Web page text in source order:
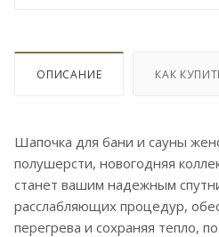
ОПИСАНИЕ КАК
Шапочка для бани и сауны
полушерсти, новогодняя
станет вашим надежным
расслабляющих процедур,
перегрева и сохраняя тепло,